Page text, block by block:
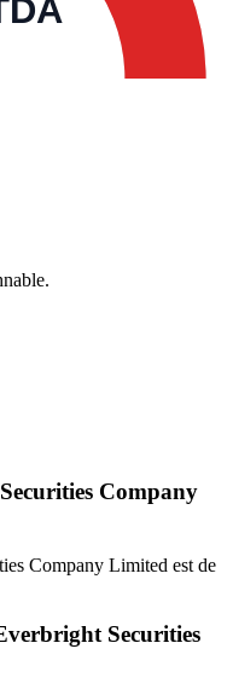
Company
Company Limited est de
Securities